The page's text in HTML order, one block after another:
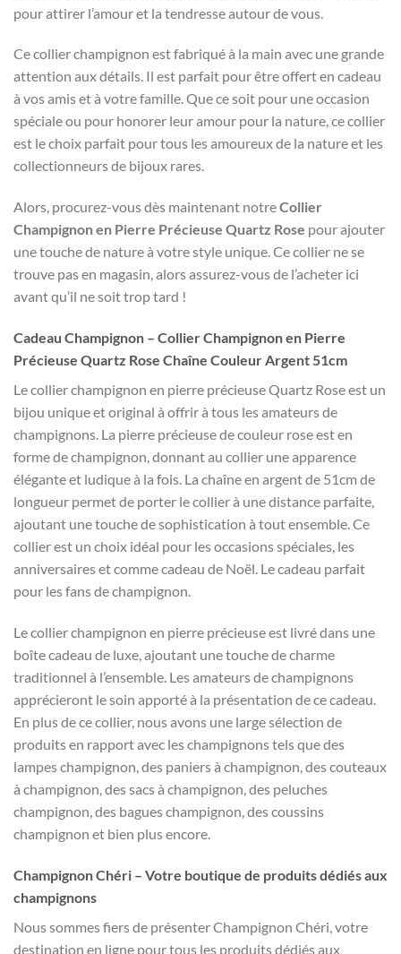
pour attirer l’amour et la tendresse autour de vous.
Ce collier champignon est fabriqué à la main avec une grande
attention aux détails. Il est parfait pour être offert en cadeau
à vos amis et à votre famille. Que ce soit pour une occasion
spéciale ou pour honorer leur amour pour la nature, ce collier
est le choix parfait pour tous les amoureux de la nature et les
collectionneurs de bijoux rares.
Alors, procurez-vous dès maintenant notreCollier
Champignon en Pierre Précieuse Quartz Rose pour ajouter
une touche de nature à votre style unique. Ce collier ne se
trouve pas en magasin, alors assurez-vous de l’acheter ici
avant qu’il ne soit trop tard !
Cadeau Champignon – Collier Champignon en Pierre
Précieuse Quartz Rose Chaîne Couleur Argent 51cm
Le collier champignon en pierre précieuse Quartz Rose est un
bijou unique et original à offrir à tous les amateurs de
champignons. La pierre précieuse de couleur rose est en
forme de champignon, donnant au collier une apparence
élégante et ludique à la fois. La chaîne en argent de 51cm de
longueur permet de porter le collier à une distance parfaite,
ajoutant une touche de sophistication à tout ensemble. Ce
collier est un choix idéal pour les occasions spéciales, les
anniversaires et comme cadeau de Noël. Le cadeau parfait
pour les fans de champignon.
Le collier champignon en pierre précieuse est livré dans une
boîte cadeau de luxe, ajoutant une touche de charme
traditionnel à l’ensemble. Les amateurs de champignons
apprécieront le soin apporté à la présentation de ce cadeau.
En plus de ce collier, nous avons une large sélection de
produits en rapport avec les champignons tels que des
lampes champignon, des paniers à champignon, des couteaux
à champignon, des sacs à champignon, des peluches
champignon, des bagues champignon, des coussins
champignon et bien plus encore.
Champignon Chéri – Votre boutique de produits dédiés aux
champignons
Nous sommes fiers de présenter Champignon Chéri, votre
destination en ligne pour tous les produits dédiés aux